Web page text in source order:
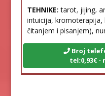
TEHNIKE: tarot, jijing,
intuicija, kromoterapija,
čitanjem i pisanjem),
Broj
tel:0,93€ -